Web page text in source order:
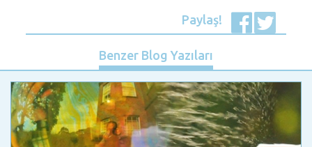
Paylaş!
Benzer Blog Yazıları